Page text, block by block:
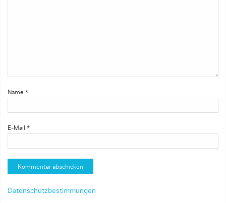
Name *
E-Mail *
Datenschutzbestimmungen